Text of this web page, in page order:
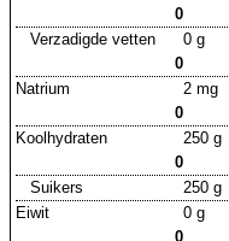
0
Verzadigde vetten
0 g
0
Natrium
2 mg
0
Koolhydraten
250 g
0
Suikers
250 g
Eiwit
0 g
0